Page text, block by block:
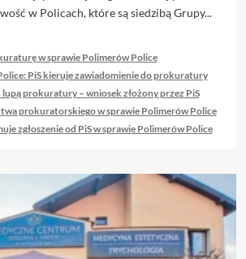
w Policach, które są siedzibą Grupy...
w sprawie Polimerów Police
PiS kieruje zawiadomienie do prokuratury
prokuratury – wniosek złożony przez PiS
prokuratorskiego w sprawie Polimerów Police
zgłoszenie od PiS w sprawie Polimerów Police